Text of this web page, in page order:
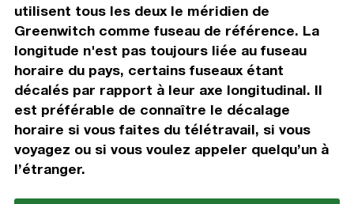
utilisent tous les deux le méridien de
Greenwitch comme fuseau de référence. La
longitude n'est pas toujours liée au fuseau
horaire du pays, certains fuseaux étant
décalés par rapport à leur axe longitudinal. Il
est préférable de connaître le décalage
horaire si vous faites du télétravail, si vous
voyagez ou si vous voulez appeler quelqu’un à
l’étranger.